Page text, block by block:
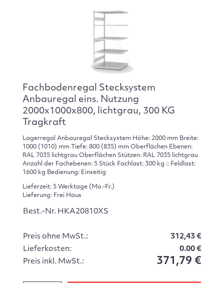
Fachbodenregal Stecksystem
Anbauregal eins. Nutzung
2000x1000x800, lichtgrau, 300 KG
Tragkraft
Lagerregal Anbauregal Stecksystem Höhe: 2000 mm Breite:
1000 (1010) mm Tiefe: 800 (835) mm Oberflächen Ebenen:
RAL 7035 lichtgrau Oberflächen Stützen: RAL 7035 lichtgrau
Anzahl der Fachebenen: 5 Stück Fachlast: 300 kg :: Feldlast:
1600 kg Bedienung: Einseitig
Lieferzeit: 5 Werktage (Mo.-Fr.)
Lieferung: Frei Haus
Best.-Nr. HKA20810XS
Preis ohne MwSt.:
312,43 €
Lieferkosten:
0.00 €
Preis inkl. MwSt.:
371,79 €